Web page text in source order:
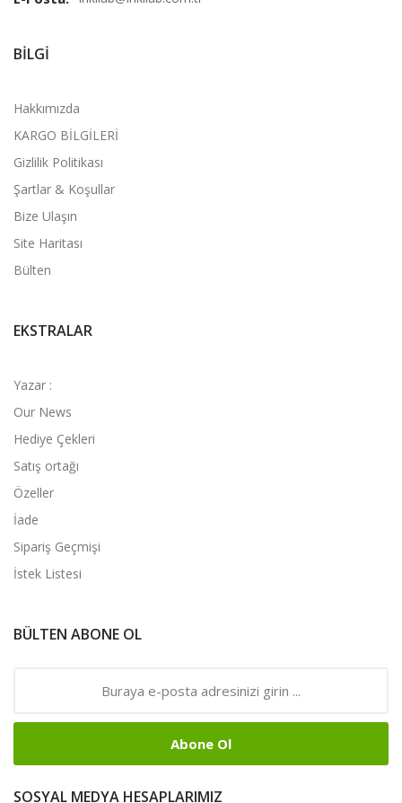
BILGI
Hakkımızda
KARGO BİLGİLERİ
Gizlilik Politikası
Şartlar & Koşullar
Bize Ulaşın
Site Haritası
Bülten
EKSTRALAR
Yazar :
Our News
Hediye Çekleri
Satış ortağı
Özeller
İade
Sipariş Geçmişi
İstek Listesi
BÜLTEN ABONE OL
Abone Ol
SOSYAL MEDYA HESAPLARIMIZ